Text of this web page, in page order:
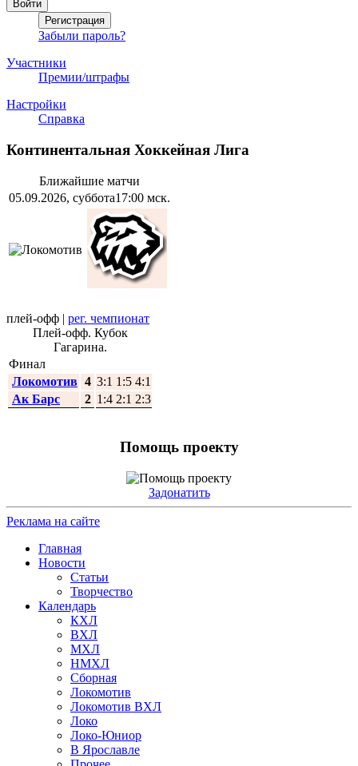
Забыли пароль?
Участники
Премии/штрафы
Настройки
Справка
Континентальная Хоккейная Лига
Ближайшие матчи
05.09.2026, суббота17:00 мск.
плей-офф | рег. чемпионат
Плей-офф. Кубок
Гагарина.
Финал
Локомотив 4 3:1 1:5 4:1
Ак Барс
2 1:4 2:1 2:3
Помощь проекту
Задонатить
Реклама на сайте
Главная
Новости
Статьи
Творчество
Календарь
КХЛ
ВХЛ
МХЛ
НМХЛ
Сборная
Локомотив
Локомотив ВХЛ
Локо
Локо-Юниор
В Ярославле